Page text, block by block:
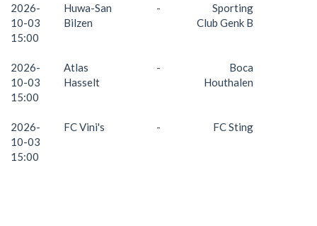
2026-
10-03
15:00
Huwa-San
Bilzen
-
Sporting
Club Genk B
2026-
10-03
15:00
Atlas
Hasselt
-
Boca
Houthalen
2026-
10-03
15:00
FC Vini's - FC Sting